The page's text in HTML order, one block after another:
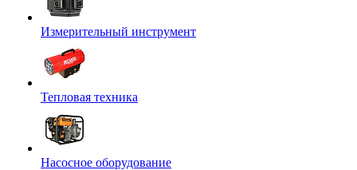
Измерительный инструмент
Тепловая техника
Насосное оборудование